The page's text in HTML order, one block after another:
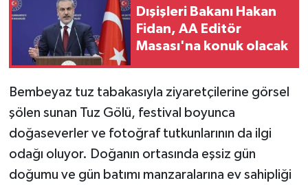
Dışişleri Bakanı Hakan
Fidan, AA Editör
Masası'na konuk olacak
Bembeyaz tuz tabakasıyla ziyaretçilerine görsel
şölen sunan Tuz Gölü, festival boyunca
doğaseverler ve fotoğraf tutkunlarının da ilgi
odağı oluyor. Doğanın ortasında eşsiz gün
doğumu ve gün batımı manzaralarına ev sahipliği